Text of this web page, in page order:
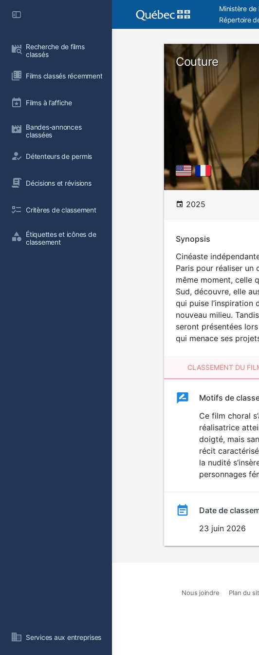
Recherche de films
classés
Films classés récemment
Films à l’affiche
Bandes-annonces
classées
Détenteurs de permis
Décisions et révisions
Critères de classement
Étiquettes et icônes de
classement
Services aux entreprises
Ministère de
Répertoire
Couture
2025
Synopsis
Cinéaste
Paris pour réaliser un
même moment, celle
Sud, découvre, elle
qui puise l’inspiration
nouveau milieu.
seront présentées
qui menace ses
CLASSEMENT DU
ClassementClassement
Motifs de
Ce film choral
réalisatrice
doigté, mais
récit
la nudité
personnages
Date de
23 juin 2026
Nous joindre Plan du